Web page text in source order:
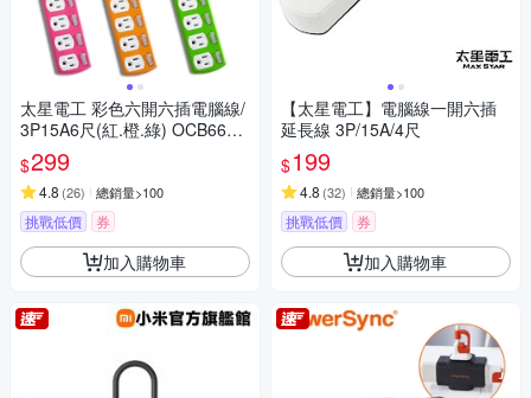
太星電工 彩色六開六插電腦線/
3P15A6尺(紅.橙.綠) OCB6630
$299
4.8 (26) 總銷量>100
挑戰低價 券
加入購物車
【太星電工】電腦線一開六插
延長線 3P/15A/4尺
$199
4.8 (32) 總銷量>100
挑戰低價 券
加入購物車